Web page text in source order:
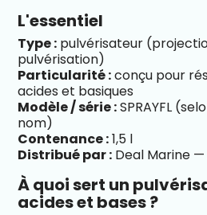
L'essentiel
Type : pulvérisateur
pulvérisation)
Particularité :conçu pour
acides et basiques
Modèle / série :SPRAYFL
nom)
Contenance :1,5 l
Distribué par : Deal Marine
À quoi sert un
acides et bases ?